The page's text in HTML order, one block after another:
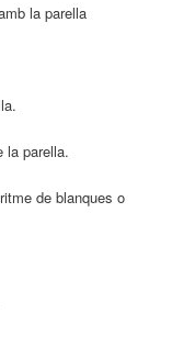
la parella
la parella.
de blanques o